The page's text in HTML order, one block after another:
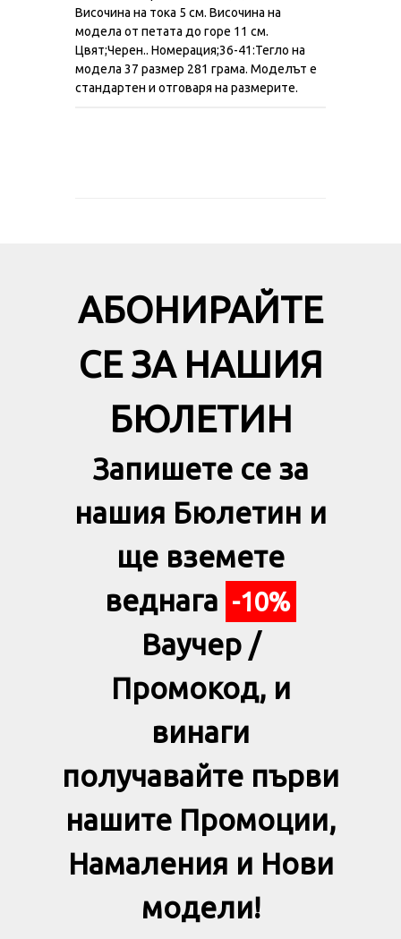
Височина на тока 5 см. Височина на
модела от петата до горе 11 см.
Цвят;Черен.. Номерация;36-41:Тегло на
модела 37 размер 281 грама. Моделът е
стандартен и отговаря на размерите.
АБОНИРАЙТЕ
СЕ ЗА НАШИЯ
БЮЛЕТИН
Запишете се за
нашия Бюлетин и
ще вземете
веднага -10%
Ваучер /
Промокод, и
винаги
получавайте първи
нашите Промоции,
Намаления и Нови
модели!